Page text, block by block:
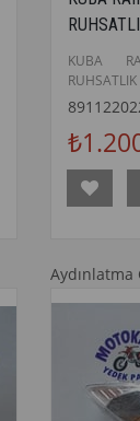
KUBA
RUHSATLIK
Aydınlatma